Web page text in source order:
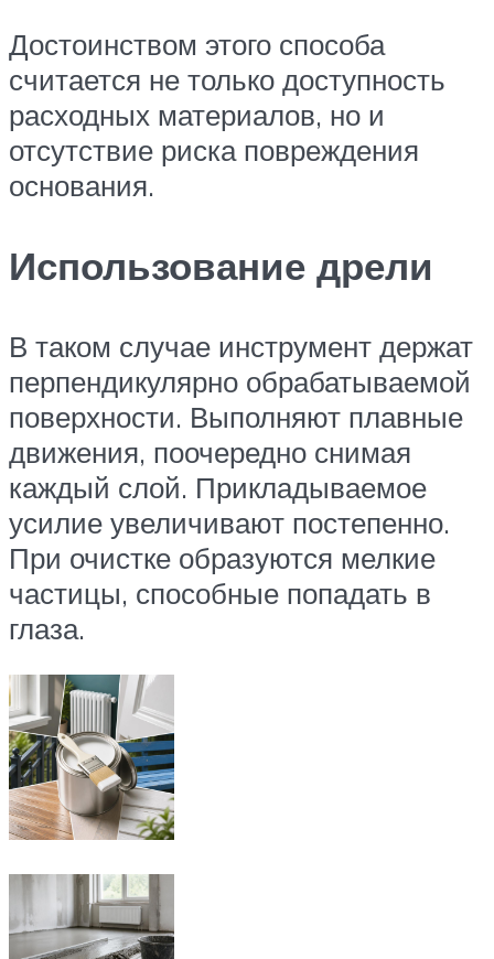
Достоинством этого способа
считается не только доступность
расходных материалов, но и
отсутствие риска повреждения
основания.
Использование дрели
В таком случае инструмент держат
перпендикулярно обрабатываемой
поверхности. Выполняют плавные
движения, поочередно снимая
каждый слой. Прикладываемое
усилие увеличивают постепенно.
При очистке образуются мелкие
частицы, способные попадать в
глаза.